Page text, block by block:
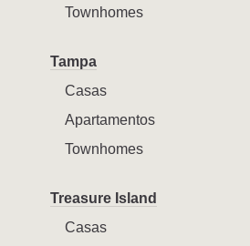
Townhomes
Tampa
Casas
Apartamentos
Townhomes
Treasure Island
Casas